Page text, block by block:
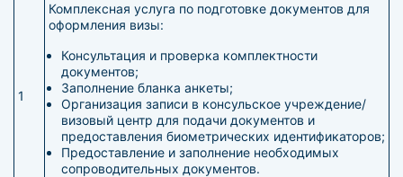
1
Комплексная услуга по подготовке документов для
оформления визы:
Консультация и проверка комплектности
документов;
Заполнение бланка анкеты;
Организация записи в консульское учреждение/
визовый центр для подачи документов и
предоставления биометрических идентификаторов;
Предоставление и заполнение необходимых
сопроводительных документов.